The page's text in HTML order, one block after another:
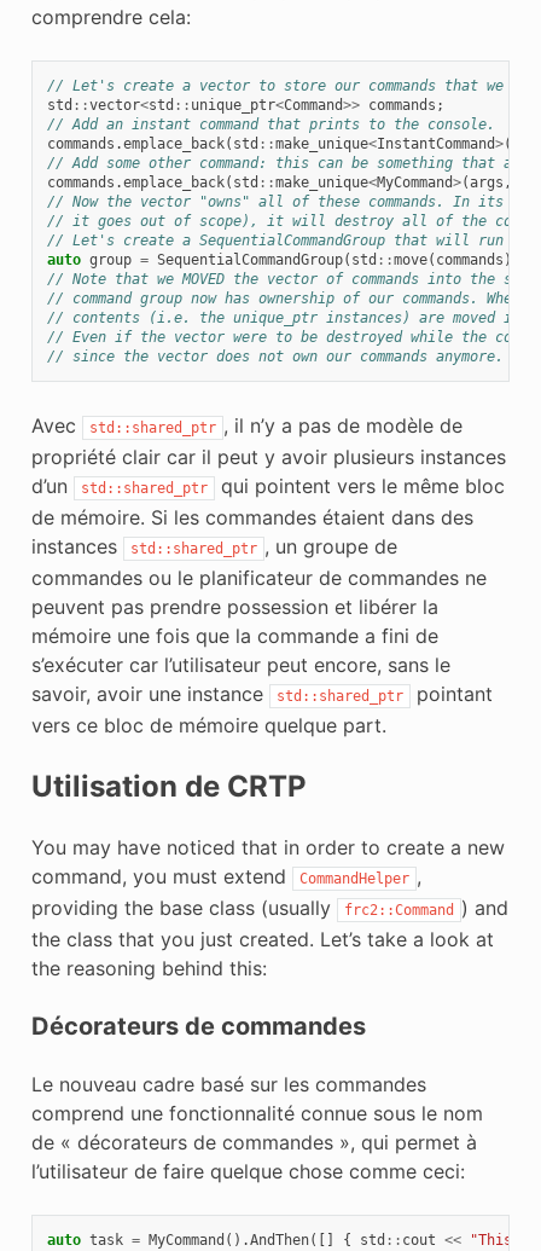
comprendre cela:
// Let's create a vector to store our commands that we
std ::vector<std :: unique_ptr<Command>> commands ;
// Add an instant command that prints to the console.
commands .emplace_back( std ::make_unique<InstantCommand>([]{
// Add some other command: this can be something that a
commands .emplace_back( std ::make_unique<MyCommand>(args ,
// Now the vector "owns" all of these commands. In its
// it goes out of scope), it will destroy all of the
// Let's create a SequentialCommandGroup that will run
auto group = SequentialCommandGroup( std ::move( commands ));
// Note that we MOVED the vector of commands into the
// command group now has ownership of our commands.
// contents (i.e. the unique_ptr instances) are moved into
// Even if the vector were to be destroyed while the
// since the vector does not own our commands anymore.
Avec std::shared_ptr , il n’y a pas de modèle de
propriété clair car il peut y avoir plusieurs instances
d’un
std::shared_ptr
qui pointent vers le même bloc
de mémoire. Si les commandes étaient dans des
instances
std::shared_ptr , un groupe de
commandes ou le planificateur de commandes ne
peuvent pas prendre possession et libérer la
mémoire une fois que la commande a fini de
s’exécuter car l’utilisateur peut encore, sans le
savoir, avoir une instance
std::shared_ptr
pointant
vers ce bloc de mémoire quelque part.
Utilisation de CRTP
You may have noticed that in order to create a new
command, you must extend
CommandHelper ,
providing the base class (usually
frc2::Command
) and
the class that you just created. Let’s take a look at
the reasoning behind this:
Décorateurs de commandes
Le nouveau cadre basé sur les commandes
comprend une fonctionnalité connue sous le nom
de « décorateurs de commandes », qui permet à
l’utilisateur de faire quelque chose comme ceci:
auto task = MyCommand ().AndThen([] { std :: cout <<
"This